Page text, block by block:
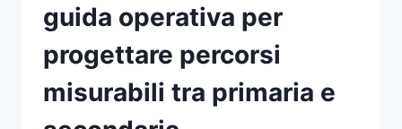
guida operativa per
progettare percorsi
misurabili tra primaria e